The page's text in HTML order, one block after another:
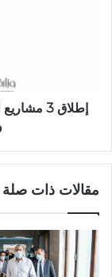
إطلاق 3
مقالات ذات صلة